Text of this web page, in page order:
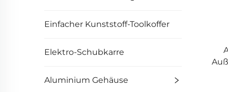
Einfacher Kunststoff-Toolkoffer
Elektro-Schubkarre
Aluminium Gehäuse